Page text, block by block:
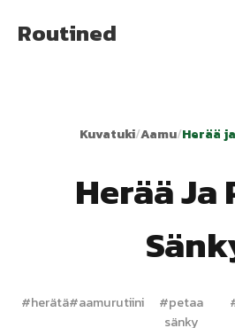
Routined
Kuvatuki/Aamu/Herää
Herää Ja
#herätä#aamurutiini #petaa
sänky